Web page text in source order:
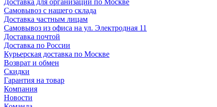
Доставка для организаций по Москве
Самовывоз с нашего склада
Доставка частным лицам
Самовывоз из офиса на ул. Электродная 11
Доставка почтой
Доставка по России
Курьерская доставка по Москве
Возврат и обмен
Скидки
Гарантия на товар
Компания
Новости